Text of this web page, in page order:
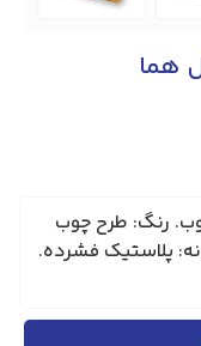
هما
چوب. رنگ: طرح چوب
پلاستیک فشرده.